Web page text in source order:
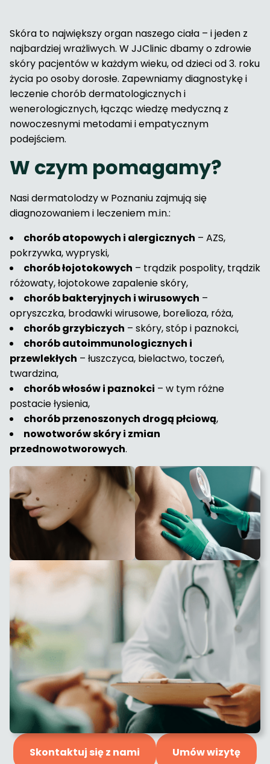
Skóra to największy organ naszego ciała – i jeden z
najbardziej wrażliwych. W JJClinic dbamy o zdrowie
skóry pacjentów w każdym wieku, od dzieci od 3. roku
życia po osoby dorosłe. Zapewniamy diagnostykę i
leczenie chorób dermatologicznych i
wenerologicznych, łącząc wiedzę medyczną z
nowoczesnymi metodami i empatycznym
podejściem.
W czym pomagamy?
Nasi dermatolodzy w Poznaniu zajmują się
diagnozowaniem i leczeniem m.in.:
chorób atopowych i alergicznych – AZS,
pokrzywka, wypryski,
chorób łojotokowych – trądzik pospolity, trądzik
różowaty, łojotokowe zapalenie skóry,
chorób bakteryjnych i wirusowych –
opryszczka, brodawki wirusowe, borelioza, róża,
chorób grzybiczych – skóry, stóp i paznokci,
chorób autoimmunologicznych i
przewlekłych – łuszczyca, bielactwo, toczeń,
twardzina,
chorób włosów i paznokci – w tym różne
postacie łysienia,
chorób przenoszonych drogą płciową,
nowotworów skóry i zmian
przednowotworowych.
Skontaktuj się z nami Umów wizytę